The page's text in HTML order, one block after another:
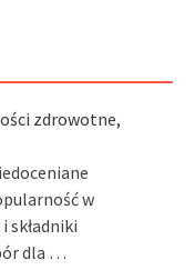
zdrowotne,
w
składniki
dla …